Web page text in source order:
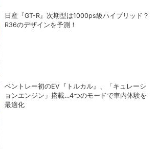
日産『GT-R』次期型は1000ps級ハイブリッド？
R36のデザインを予測！
ベントレー初のEV『トルカル』、「キュレーシ
ョンエンジン」搭載…4つのモードで車内体験を
最適化